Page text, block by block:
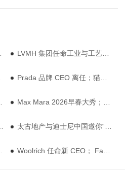
LVMH 集团任命工业与工艺总监；爱马仕持续投资法国就业
Prada 品牌 CEO 离任；猫和老鼠主题 Café 亮相上海
Max Mara 2026早春大秀；美国 5 月零售销售创年初以来最大降幅
太古地产与迪士尼中国邀你“奇遇相聚”；Converse 推出致敬百年经典系列
Woolrich 任命新 CEO； Farfetch 加速进入韩国市场